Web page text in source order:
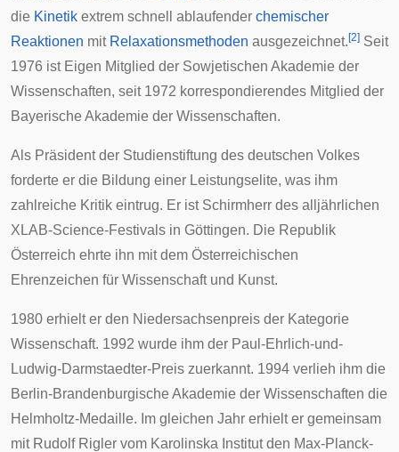
die Kinetik extrem schnell ablaufender chemischer
Reaktionen mit Relaxationsmethoden ausgezeichnet. [2] Seit
1976 ist Eigen Mitglied der Sowjetischen Akademie der
Wissenschaften, seit 1972 korrespondierendes Mitglied der
Bayerische Akademie der Wissenschaften.
Als Präsident der Studienstiftung des deutschen Volkes
forderte er die Bildung einer Leistungselite, was ihm
zahlreiche Kritik eintrug. Er ist Schirmherr des alljährlichen
XLAB-Science-Festivals in Göttingen. Die Republik
Österreich ehrte ihn mit dem Österreichischen
Ehrenzeichen für Wissenschaft und Kunst.
1980 erhielt er den Niedersachsenpreis der Kategorie
Wissenschaft. 1992 wurde ihm der Paul-Ehrlich-und-
Ludwig-Darmstaedter-Preis zuerkannt. 1994 verlieh ihm die
Berlin-Brandenburgische Akademie der Wissenschaften die
Helmholtz-Medaille. Im gleichen Jahr erhielt er gemeinsam
mit Rudolf Rigler vom Karolinska Institutden Max-Planck-